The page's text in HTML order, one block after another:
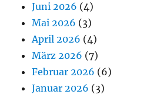
Juni 2026 (4)
Mai 2026 (3)
April 2026 (4)
März 2026 (7)
Februar 2026 (6)
Januar 2026 (3)